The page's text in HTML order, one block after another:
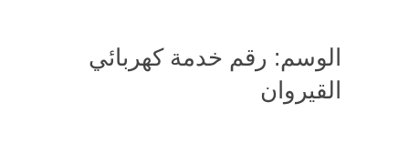
الوسم: رقم خدمة كهربائي
القيروان